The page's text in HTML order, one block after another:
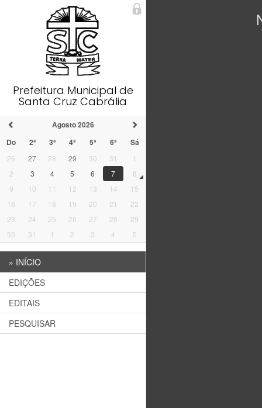
Prefeitura Municipal de
Santa Cruz Cabrália
Agosto 2026
Do
2ª 3ª 4ª 5ª 6ª Sá
26 27 28 29 30 31
1
2
3 4 5 6 7
8
9
10 11 12 13 14
15
16
17 18 19 20 21
22
23
24 25 26 27 28
29
30
31 1 2 3 4 5
» INÍCIO
EDIÇÕES
EDITAIS
PESQUISAR